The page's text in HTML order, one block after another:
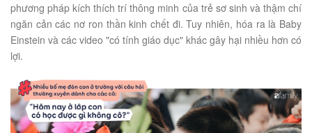
phương pháp kích thích trí thông minh của trẻ sơ sinh và thậm chí
ngăn cản các nơ ron thần kinh chết đi. Tuy nhiên, hóa ra là Baby
Einstein và các video "có tính giáo dục" khác gây hại nhiều hơn có
lợi.